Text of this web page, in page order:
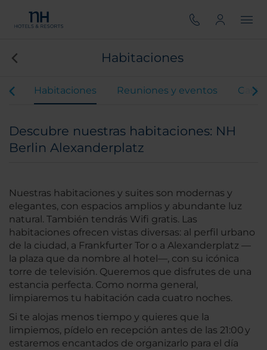
Habitaciones
Habitaciones Reuniones y eventos
Descubre nuestras habitaciones: NH
Berlin Alexanderplatz
Nuestras habitaciones y suites son modernas y
elegantes, con espacios amplios y abundante luz
natural. También tendrás Wifi gratis. Las
habitaciones ofrecen vistas diversas: al perfil urbano
de la ciudad, a Frankfurter Tor o a Alexanderplatz —
la plaza que da nombre al hotel—, con su icónica
torre de televisión. Queremos que disfrutes de una
estancia perfecta. Como norma general,
limpiaremos tu habitación cada cuatro noches.
Si te alojas menos tiempo y quieres que la
limpiemos, pídelo en recepción antes de las 21:00 y
estaremos encantados de organizarlo para el día